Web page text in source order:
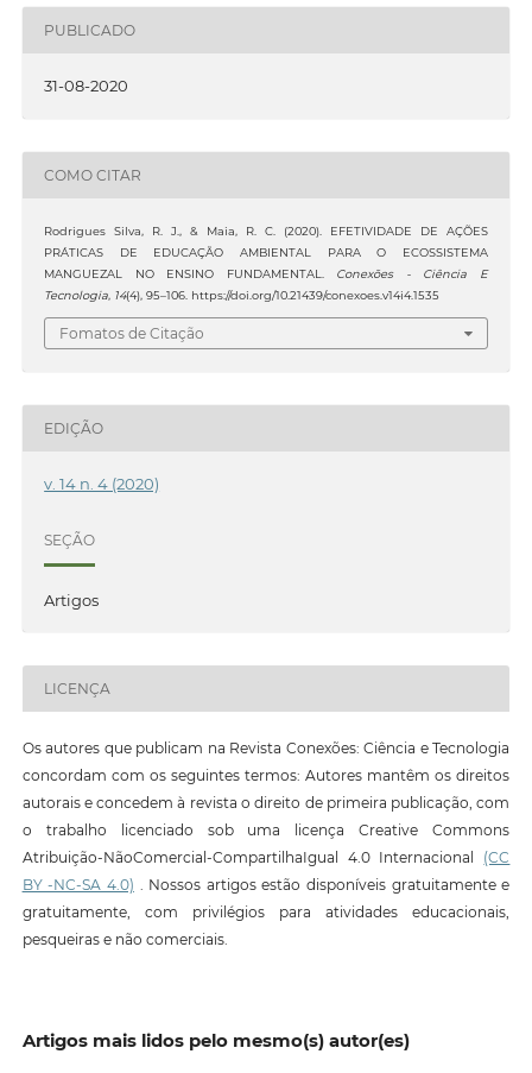
PUBLICADO
31-08-2020
COMO CITAR
Rodrigues Silva, R. J., & Maia, R. C. (2020). EFETIVIDADE DE AÇÕES
PRÁTICAS DE EDUCAÇÃO AMBIENTAL PARA O ECOSSISTEMA
MANGUEZAL NO ENSINO FUNDAMENTAL. Conexões - Ciência E
Tecnologia, 14(4), 95–106. https://doi.org/10.21439/conexoes.v14i4.1535
Fomatos de Citação
EDIÇÃO
v. 14 n. 4 (2020)
SEÇÃO
Artigos
LICENÇA
Os autores que publicam na Revista Conexões: Ciência e Tecnologia
concordam com os seguintes termos: Autores mantêm os direitos
autorais e concedem à revista o direito de primeira publicação, com
o trabalho licenciado sob uma licença Creative Commons
Atribuição-NãoComercial-CompartilhaIgual 4.0 Internacional (CC
BY -NC-SA 4.0) . Nossos artigos estão disponíveis gratuitamente e
gratuitamente, com privilégios para atividades educacionais,
pesqueiras e não comerciais.
Artigos mais lidos pelo mesmo(s) autor(es)